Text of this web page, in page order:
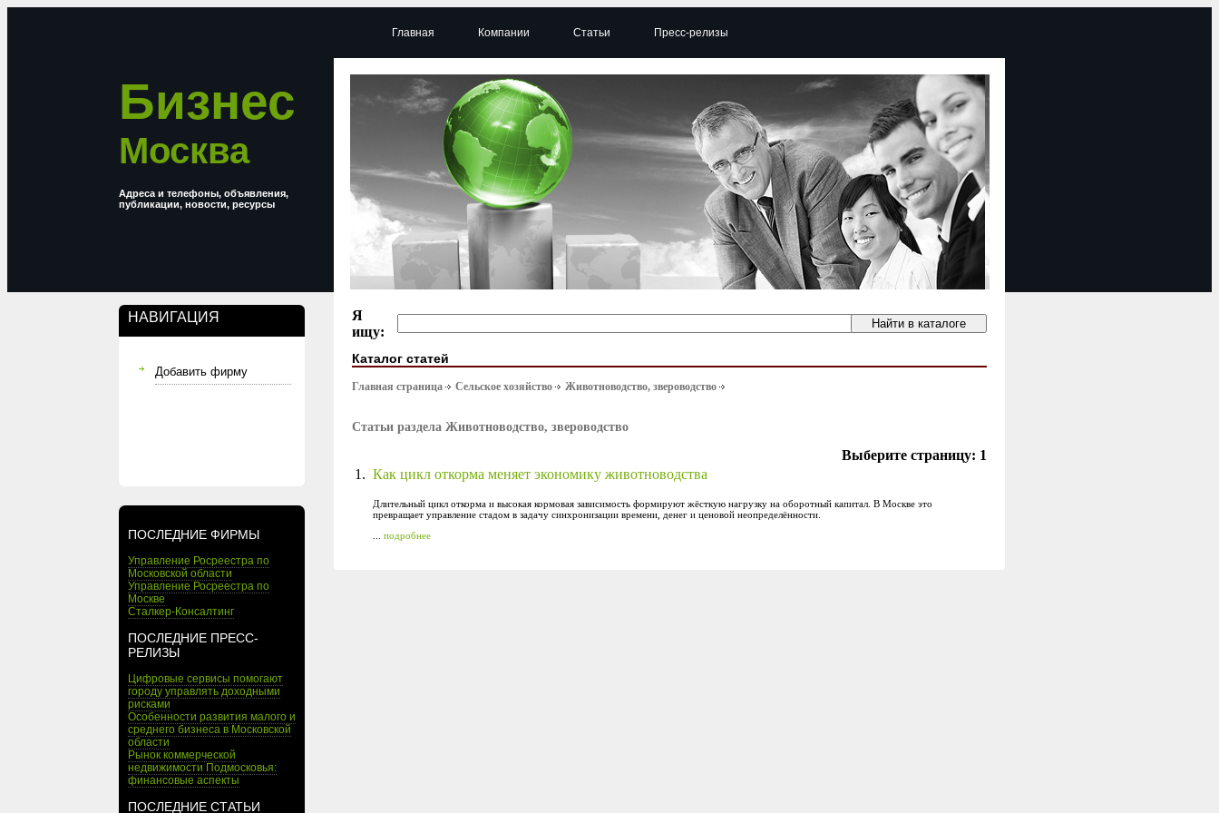
Бизнес
Москва
Адреса и телефоны, объявления,
публикации, новости, ресурсы
НАВИГАЦИЯ
Добавить фирму
ПОСЛЕДНИЕ ФИРМЫ
Управление Росреестра по
Московской области
Управление Росреестра по
Москве
Сталкер-Консалтинг
ПОСЛЕДНИЕ ПРЕСС-
РЕЛИЗЫ
Цифровые сервисы помогают
городу управлять доходными
рисками
Особенности развития малого и
среднего бизнеса в Московской
области
Рынок коммерческой
недвижимости Подмосковья:
финансовые аспекты
ПОСЛЕДНИЕ СТАТЬИ
Главная Компании Статьи Пресс-релизы
Я
ищу:
Каталог статей
Главная страница Сельское хозяйство Животноводство, звероводство
Статьи раздела Животноводство, звероводство
Выберите страницу: 1
1. Как цикл откорма меняет экономику животноводства
Длительный цикл откорма и высокая кормовая зависимость формируют жёсткую нагрузку на оборотный капитал. В Москве это
превращает управление стадом в задачу синхронизации времени, денег и ценовой неопределённости.
подробнее